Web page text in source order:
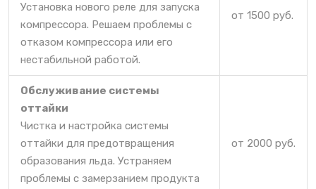
Установка нового реле для запуска
компрессора. Решаем проблемы с
отказом компрессора или его
нестабильной работой.
от 1500 руб.
Обслуживание системы
оттайки
Чистка и настройка системы
оттайки для предотвращения
образования льда. Устраняем
проблемы с замерзанием продукта
от 2000 руб.